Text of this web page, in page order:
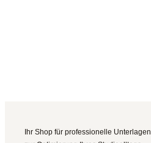
Ihr Shop für professionelle Unterlagen